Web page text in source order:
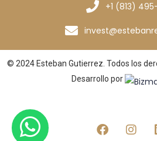
+1 (813)
© 2024 Esteban Gutierrez. Todos los
Desarrollo por